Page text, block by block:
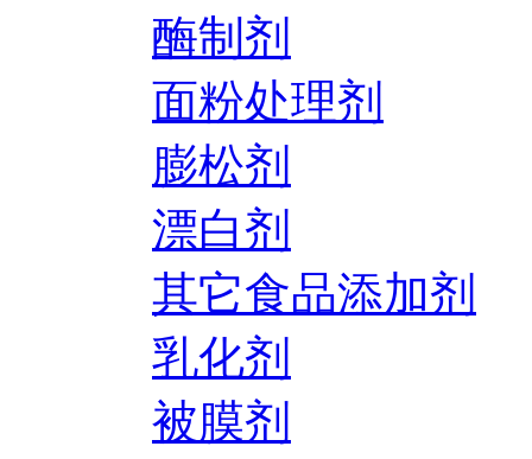
酶制剂
面粉处理剂
膨松剂
漂白剂
其它食品添加剂
乳化剂
被膜剂